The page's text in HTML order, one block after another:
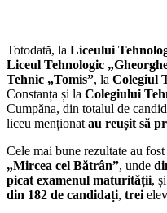
Totodată, la Liceului
Liceul Tehnologic
Tehnic „Tomis”, la Colegiul
Constanța și la Colegiului
Cumpăna, din totalul de
liceu menționat au reușit să
Cele mai bune rezultate au
„Mircea cel Bătrân”, unde
picat examenul maturității,
din 182 de candidați, trei